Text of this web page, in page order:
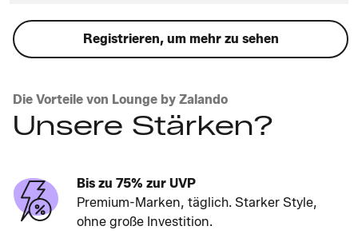
Registrieren, um mehr zu sehen
Die Vorteile von Lounge by Zalando
Unsere Stärken?
Bis zu 75% zur UVP
Premium-Marken, täglich. Starker Style,
ohne große Investition.